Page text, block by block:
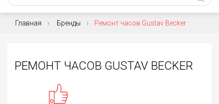
Главная Бренды Ремонт часов Gustav Becker
РЕМОНТ ЧАСОВ GUSTAV BECKER